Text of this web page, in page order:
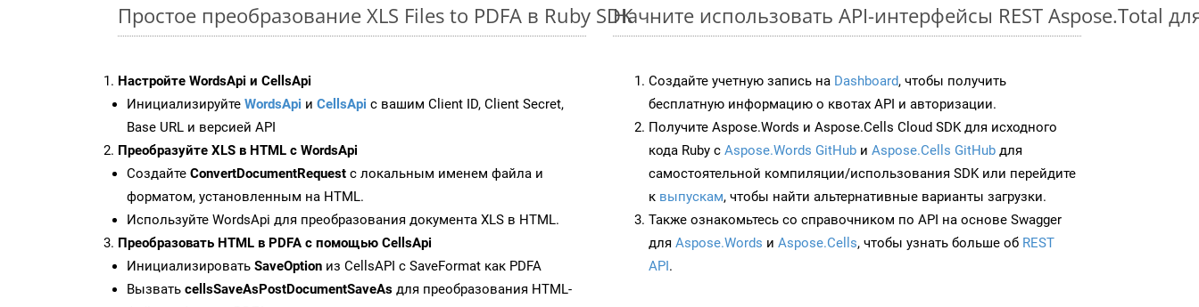
Простое преобразование XLS Files to PDFA в Ruby SDK
Настройте WordsApi и CellsApi
Инициализируйте WordsApi и CellsApi с вашим Client ID, Client Secret,
Base URL и версией API
Преобразуйте XLS в HTML с WordsApi
Создайте ConvertDocumentRequest с локальным именем файла и
форматом, установленным на HTML.
Используйте WordsApi для преобразования документа XLS в HTML.
Преобразовать HTML в PDFA с помощью CellsApi
Инициализировать SaveOption из CellsAPI с SaveFormat как PDFA
Вызвать cellsSaveAsPostDocumentSaveAs для преобразования HTML-
Начните использовать API-интерфейсы REST Aspose.Total
Создайте учетную запись на Dashboard, чтобы получить
бесплатную информацию о квотах API и авторизации.
Получите Aspose.Words и Aspose.Cells Cloud SDK для исходного
кода Ruby с Aspose.Words GitHub и Aspose.Cells GitHub для
самостоятельной компиляции/использования SDK или перейдите
к выпускам, чтобы найти альтернативные варианты загрузки.
Также ознакомьтесь со справочником по API на основе Swagger
для Aspose.Words и Aspose.Cells, чтобы узнать больше об REST
API.